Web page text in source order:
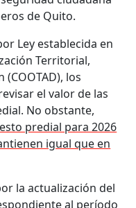
de Quito.
Ley establecida en
Territorial,
los
el valor de las
No obstante,
predial para 2026
igual que en
la actualización del
al período